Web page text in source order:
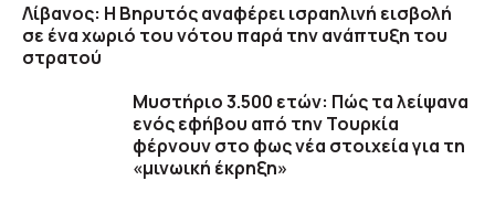
Λίβανος: Η Βηρυτός αναφέρει ισραηλινή εισβολή
σε ένα χωριό του νότου παρά την ανάπτυξη του
στρατού
Μυστήριο 3.500 ετών: Πώς τα λείψανα
ενός εφήβου από την Τουρκία
φέρνουν στο φως νέα στοιχεία για τη
«μινωική έκρηξη»